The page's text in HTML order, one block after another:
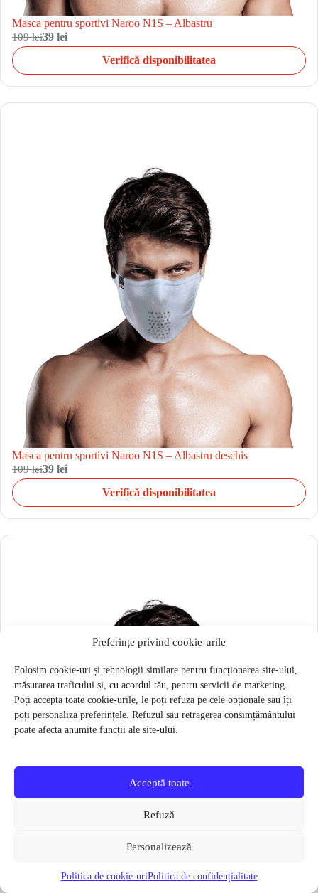
Preferințe privind cookie-urile
Folosim cookie-uri și tehnologii similare pentru funcționarea site-ului,
măsurarea traficului și, cu acordul tău, pentru servicii de marketing.
Poți accepta toate cookie-urile, le poți refuza pe cele opționale sau îți
poți personaliza preferințele. Refuzul sau retragerea consimțământului
poate afecta anumite funcții ale site-ului.
Acceptă toate
Refuză
Personalizează
Politica de cookie-uriPolitica de confidențialitate
Masca pentru sportivi Naroo N1S – Albastru
109 lei39 lei
Verifică disponibilitatea
Masca pentru sportivi Naroo N1S – Albastru deschis
109 lei39 lei
Verifică disponibilitatea